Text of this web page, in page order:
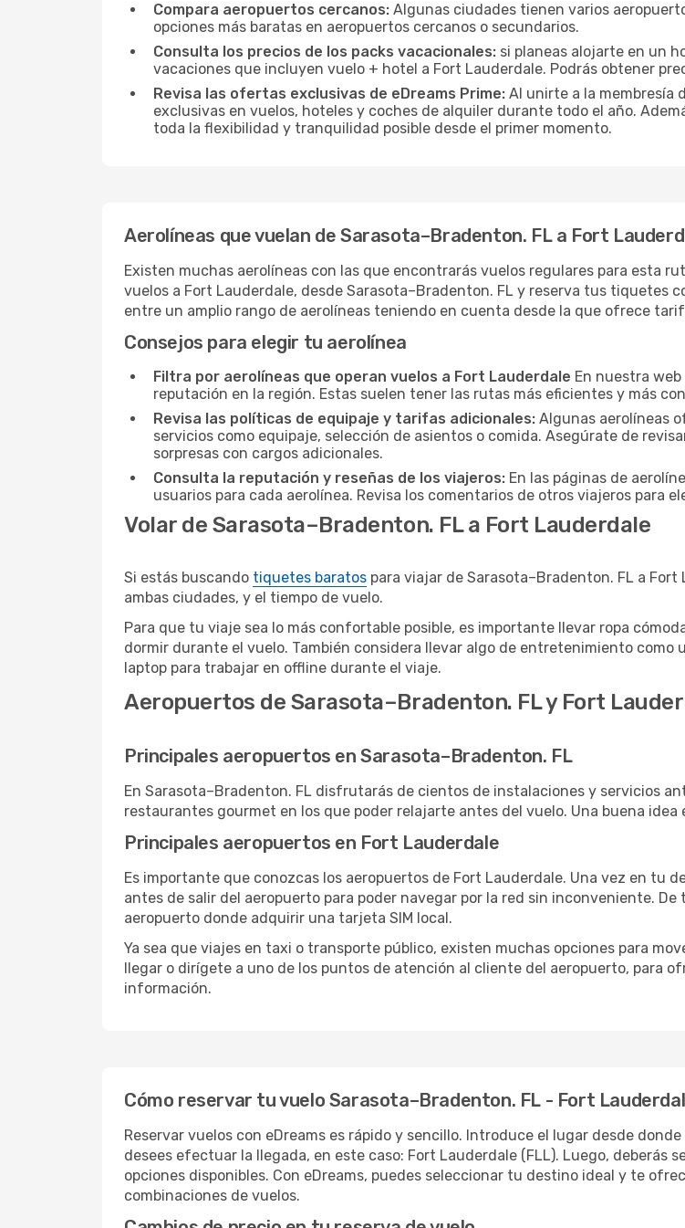
Compara aeropuertos cercanos: Algunas ciudades tienen varios
opciones más baratas en aeropuertos cercanos o secundarios.
Consulta los precios de los packs vacacionales: si planeas alojarte en un
vacaciones que incluyen vuelo + hotel a Fort Lauderdale. Podrás obtener
Revisa las ofertas exclusivas de eDreams Prime: Al unirte a la membresía
exclusivas en vuelos, hoteles y coches de alquiler durante todo el año.
toda la flexibilidad y tranquilidad posible desde el primer momento.
Aerolíneas que vuelan de Sarasota–Bradenton. FL a Fort
Existen muchas aerolíneas con las que encontrarás vuelos regulares para esta
vuelos a Fort Lauderdale, desde Sarasota–Bradenton. FL y reserva tus tiquetes
entre un amplio rango de aerolíneas teniendo en cuenta desde la que ofrece
Consejos para elegir tu aerolínea
Filtra por aerolíneas que operan vuelos a Fort Lauderdale En nuestra
reputación en la región. Estas suelen tener las rutas más eficientes y más
Revisa las políticas de equipaje y tarifas adicionales: Algunas aerolíneas
servicios como equipaje, selección de asientos o comida. Asegúrate de
sorpresas con cargos adicionales.
Consulta la reputación y reseñas de los viajeros: En las páginas de
usuarios para cada aerolínea. Revisa los comentarios de otros viajeros para
Volar de Sarasota–Bradenton. FL a Fort Lauderdale
Si estás buscando tiquetes baratos para viajar de Sarasota–Bradenton. FL a
ambas ciudades, y el tiempo de vuelo.
Para que tu viaje sea lo más confortable posible, es importante llevar ropa
dormir durante el vuelo. También considera llevar algo de entretenimiento
laptop para trabajar en offline durante el viaje.
Aeropuertos de Sarasota–Bradenton. FL y Fort
Principales aeropuertos en Sarasota–Bradenton. FL
En Sarasota–Bradenton. FL disfrutarás de cientos de instalaciones y servicios
restaurantes gourmet en los que poder relajarte antes del vuelo. Una buena idea
Principales aeropuertos en Fort Lauderdale
Es importante que conozcas los aeropuertos de Fort Lauderdale. Una vez en tu
antes de salir del aeropuerto para poder navegar por la red sin inconveniente.
aeropuerto donde adquirir una tarjeta SIM local.
Ya sea que viajes en taxi o transporte público, existen muchas opciones para
llegar o dirígete a uno de los puntos de atención al cliente del aeropuerto, para
información.
Cómo reservar tu vuelo Sarasota–Bradenton. FL - Fort
Reservar vuelos con eDreams es rápido y sencillo. Introduce el lugar desde
desees efectuar la llegada, en este caso: Fort Lauderdale (FLL). Luego, deberás
opciones disponibles. Con eDreams, puedes seleccionar tu destino ideal y te
combinaciones de vuelos.